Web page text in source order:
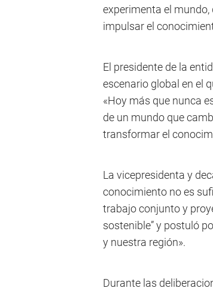
experimenta el
impulsar el
El presidente de la
escenario global en el
«Hoy más que nunca
de un mundo que
transformar el
La vicepresidenta y
conocimiento no es
trabajo conjunto y
sostenible” y postuló
y nuestra región».
Durante las